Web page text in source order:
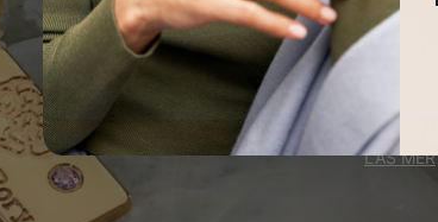
Detta halsband finns även iSterling Silveroch 18K
senaste stilarna!
KÄRNAN PÅ
LÄS MER